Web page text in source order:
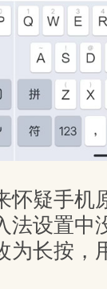
怀疑手机
法设置中
为长按，